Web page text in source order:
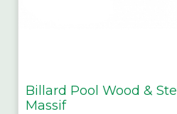
Billard Pool Wood &
Massif